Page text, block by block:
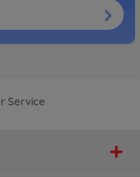
Shop
Service
ab 25€